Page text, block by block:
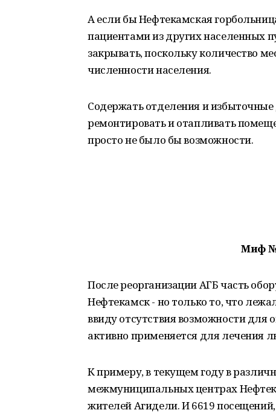
А если бы Нефтекамская
пациентами из других населенных
закрывать, поскольку количество
численности населения.
Содержать отделения и
ремонтировать и отапливать
просто не было бы возможности.
Миф
После реорганизации АГБ часть
Нефтекамск - но только то, что
ввиду отсутствия возможности для
активно применяется для лечения
К примеру, в текущем году в
межмуниципальных центрах
жителей Агидели. И 6619